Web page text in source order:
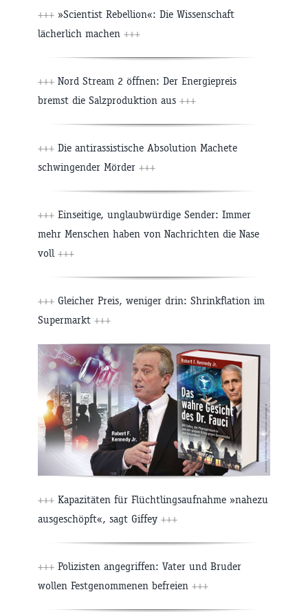
+++ »Scientist Rebellion«: Die Wissenschaft
lächerlich machen +++
+++ Nord Stream 2 öffnen: Der Energiepreis
bremst die Salzproduktion aus +++
+++ Die antirassistische Absolution Machete
schwingender Mörder +++
+++ Einseitige, unglaubwürdige Sender: Immer
mehr Menschen haben von Nachrichten die Nase
voll +++
+++ Gleicher Preis, weniger drin: Shrinkflation im
Supermarkt +++
+++ Kapazitäten für Flüchtlingsaufnahme »nahezu
ausgeschöpft«, sagt Giffey +++
+++ Polizisten angegriffen: Vater und Bruder
wollen Festgenommenen befreien +++